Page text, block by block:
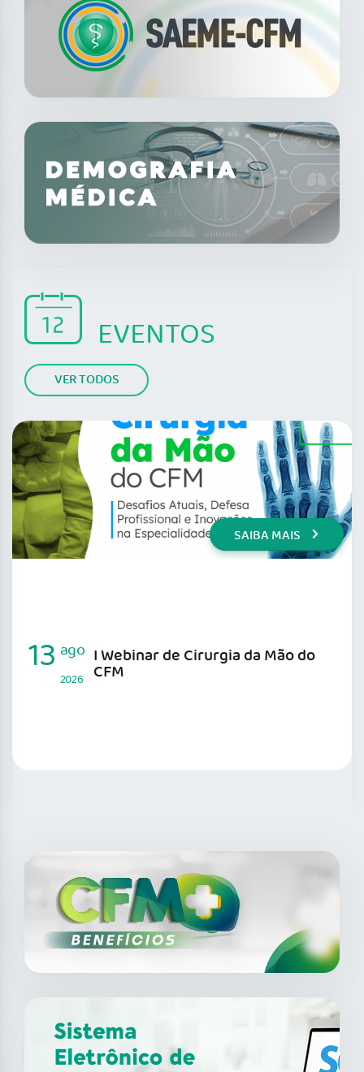
EVENTOS
VER TODOS
SAIBA MAIS
I Webinar de Cirurgia da Mão do
CFM
13 ago
2026
SAIBA MAIS
XII Fórum de Medicina do
Trabalho do CFM
14 ago
2026